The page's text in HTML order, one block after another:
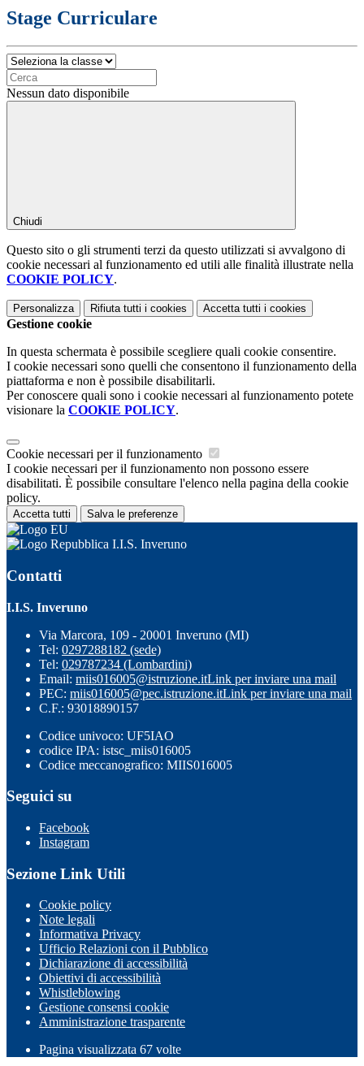
Stage Curriculare
Nessun dato disponibile
Chiudi
Questo sito o gli strumenti terzi da questo utilizzati si avvalgono di
cookie necessari al funzionamento ed utili alle finalità illustrate nella
COOKIE POLICY.
Personalizza Rifiuta tutti i cookies Accetta tutti i cookies
Gestione cookie
In questa schermata è possibile scegliere quali cookie consentire.
I cookie necessari sono quelli che consentono il funzionamento della
piattaforma e non è possibile disabilitarli.
Per conoscere quali sono i cookie necessari al funzionamento potete
visionare la COOKIE POLICY.
Cookie necessari per il funzionamento
I cookie necessari per il funzionamento non possono essere
disabilitati. È possibile consultare l'elenco nella pagina della cookie
policy.
Accetta tutti Salva le preferenze
I.I.S. Inveruno
Contatti
I.I.S. Inveruno
Via Marcora, 109 - 20001 Inveruno (MI)
Tel: 0297288182 (sede)
Tel: 029787234 (Lombardini)
Email: miis016005@istruzione.itLink per inviare una mail
PEC: miis016005@pec.istruzione.itLink per inviare una mail
C.F.: 93018890157
Codice univoco: UF5IAO
codice IPA: istsc_miis016005
Codice meccanografico: MIIS016005
Seguici su
Facebook
Instagram
Sezione Link Utili
Cookie policy
Note legali
Informativa Privacy
Ufficio Relazioni con il Pubblico
Dichiarazione di accessibilità
Obiettivi di accessibilità
Whistleblowing
Gestione consensi cookie
Amministrazione trasparente
Pagina visualizzata 67 volte